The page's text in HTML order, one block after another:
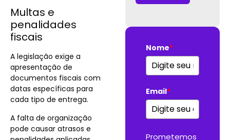
Multas e
penalidades
fiscais
A legislação exige a
apresentação de
documentos fiscais com
datas específicas para
cada tipo de entrega.
A falta de organização
pode causar atrasos e
Nome*
Email*
Prometemos